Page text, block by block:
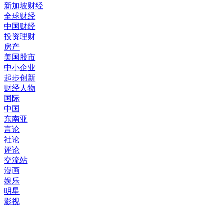
新加坡财经
全球财经
中国财经
投资理财
房产
美国股市
中小企业
起步创新
财经人物
国际
中国
东南亚
言论
社论
评论
交流站
漫画
娱乐
明星
影视